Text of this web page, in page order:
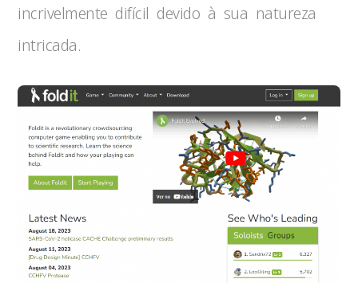
incrivelmente difícil devido à sua natureza
intricada.